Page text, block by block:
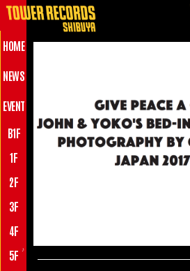
HOME
NEWS
EVENT
B1F
1F
2F
3F
4F
5F
♪